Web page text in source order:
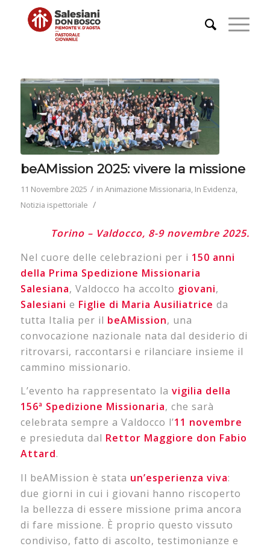
beAMission 2025: vivere la missione
11 Novembre 2025 / in Animazione Missionaria, In Evidenza,
Notizia ispettoriale /
Torino – Valdocco, 8-9 novembre 2025.
Nel cuore delle celebrazioni per i 150 anni
della Prima Spedizione Missionaria
Salesiana, Valdocco ha accolto giovani,
Salesiani e Figlie di Maria Ausiliatrice da
tutta Italia per il beAMission, una
convocazione nazionale nata dal desiderio di
ritrovarsi, raccontarsi e rilanciare insieme il
cammino missionario.
L’evento ha rappresentato la vigilia della
156ª Spedizione Missionaria, che sarà
celebrata sempre a Valdocco l’11 novembre
e presieduta dal Rettor Maggiore don Fabio
Attard.
Il beAMission è stata un’esperienza viva:
due giorni in cui i giovani hanno riscoperto
la bellezza di essere missione prima ancora
di fare missione. È proprio questo vissuto
condiviso, fatto di ascolto, testimonianze e